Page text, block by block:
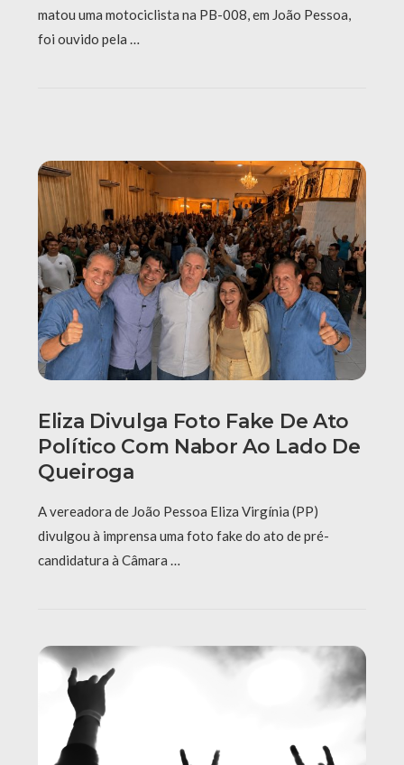
matou uma motociclista na PB-008, em João Pessoa,
foi ouvido pela …
Eliza Divulga Foto Fake De Ato
Político Com Nabor Ao Lado De
Queiroga
A vereadora de João Pessoa Eliza Virgínia (PP)
divulgou à imprensa uma foto fake do ato de pré-
candidatura à Câmara …